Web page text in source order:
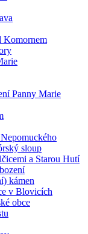
Komornem
Panny Marie
sloup
a Starou Hutí
kámen
v Blovicích
obce